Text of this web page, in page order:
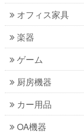
オフィス家具
楽器
ゲーム
厨房機器
カー用品
OA機器